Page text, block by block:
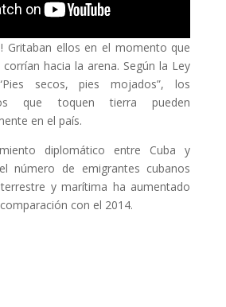
Gritaban ellos en el momento que
hacia la arena. Según la Ley
secos, pies mojados”, los
que toquen tierra pueden
en el país.
diplomático entre Cuba y
número de emigrantes cubanos
y marítima ha aumentado
con el 2014.